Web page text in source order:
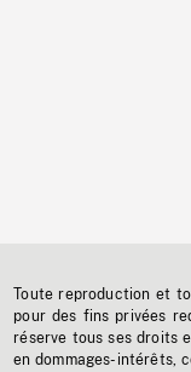
Toute reproduction et
pour des fins privées
réserve tous ses droits
en dommages-intérêts,